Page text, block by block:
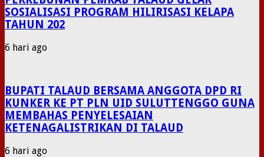
SOSIALISASI PROGRAM HILIRISASI KELAPA
TAHUN 202
6 hari ago
BUPATI TALAUD BERSAMA ANGGOTA DPD RI
KUNKER KE PT PLN UID SULUTTENGGO GUNA
MEMBAHAS PENYELESAIAN
KETENAGALISTRIKAN DI TALAUD
6 hari ago